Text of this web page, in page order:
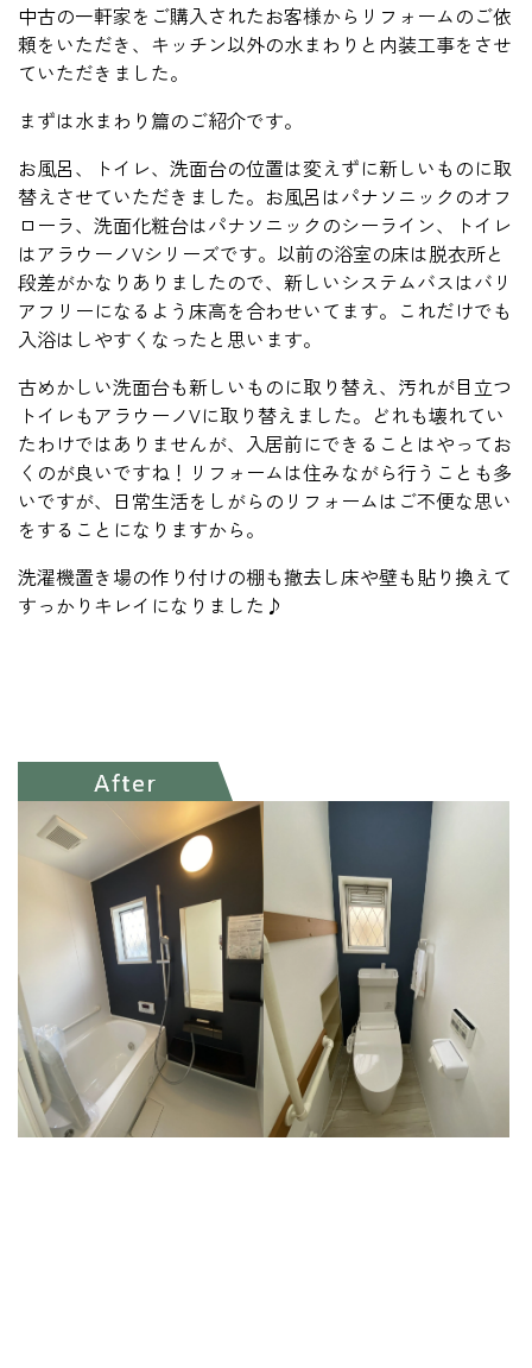
中古の一軒家をご購入されたお客様からリフォームのご依
頼をいただき、キッチン以外の水まわりと内装工事をさせ
ていただきました。
まずは水まわり篇のご紹介です。
お風呂、トイレ、洗面台の位置は変えずに新しいものに取
替えさせていただきました。お風呂はパナソニックのオフ
ローラ、洗面化粧台はパナソニックのシーライン、トイレ
はアラウーノVシリーズです。以前の浴室の床は脱衣所と
段差がかなりありましたので、新しいシステムバスはバリ
アフリーになるよう床高を合わせいてます。これだけでも
入浴はしやすくなったと思います。
古めかしい洗面台も新しいものに取り替え、汚れが目立つ
トイレもアラウーノVに取り替えました。どれも壊れてい
たわけではありませんが、入居前にできることはやってお
くのが良いですね！リフォームは住みながら行うことも多
いですが、日常生活をしがらのリフォームはご不便な思い
をすることになりますから。
洗濯機置き場の作り付けの棚も撤去し床や壁も貼り換えて
すっかりキレイになりました♪